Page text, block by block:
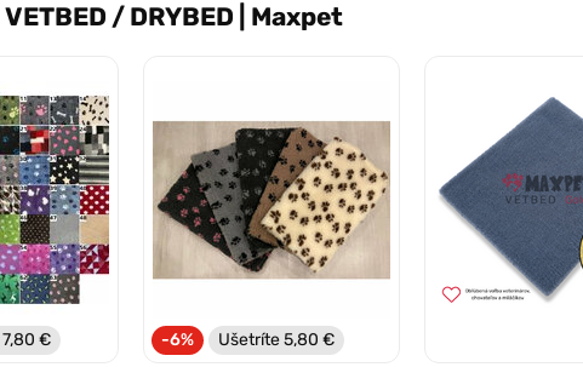
VETBED / DRYBED | Maxpet
€ -6% Ušetríte 5,80 €